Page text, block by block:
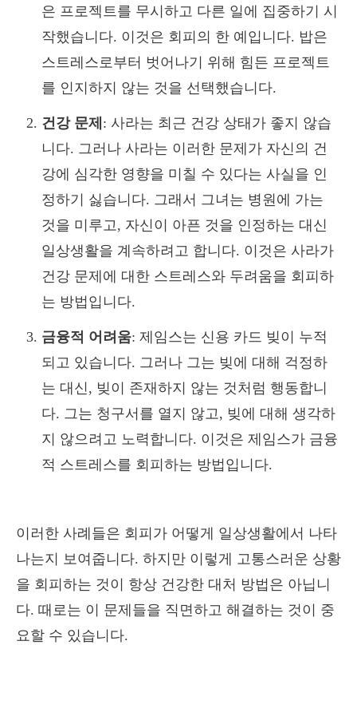
은 프로젝트를 무시하고 다른 일에 집중하기 시
작했습니다. 이것은 회피의 한 예입니다. 밥은
스트레스로부터 벗어나기 위해 힘든 프로젝트
를 인지하지 않는 것을 선택했습니다.
건강 문제 : 사라는 최근 건강 상태가 좋지 않습
니다. 그러나 사라는 이러한 문제가 자신의 건
강에 심각한 영향을 미칠 수 있다는 사실을 인
정하기 싫습니다. 그래서 그녀는 병원에 가는
것을 미루고, 자신이 아픈 것을 인정하는 대신
일상생활을 계속하려고 합니다. 이것은 사라가
건강 문제에 대한 스트레스와 두려움을 회피하
는 방법입니다.
금융적 어려움: 제임스는 신용 카드 빚이 누적
되고 있습니다. 그러나 그는 빚에 대해 걱정하
는 대신, 빚이 존재하지 않는 것처럼 행동합니
다. 그는 청구서를 열지 않고, 빚에 대해 생각하
지 않으려고 노력합니다. 이것은 제임스가 금융
적 스트레스를 회피하는 방법입니다.
이러한 사례들은 회피가 어떻게 일상생활에서 나타
나는지 보여줍니다. 하지만 이렇게 고통스러운 상황
을 회피하는 것이 항상 건강한 대처 방법은 아닙니
다. 때로는 이 문제들을 직면하고 해결하는 것이 중
요할 수 있습니다.